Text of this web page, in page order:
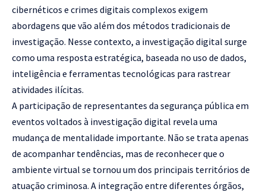
cibernéticos e crimes digitais complexos exigem
abordagens que vão além dos métodos tradicionais de
investigação. Nesse contexto, a investigação digital surge
como uma resposta estratégica, baseada no uso de dados,
inteligência e ferramentas tecnológicas para rastrear
atividades ilícitas.
A participação de representantes da segurança pública em
eventos voltados à investigação digital revela uma
mudança de mentalidade importante. Não se trata apenas
de acompanhar tendências, mas de reconhecer que o
ambiente virtual se tornou um dos principais territórios de
atuação criminosa. A integração entre diferentes órgãos,